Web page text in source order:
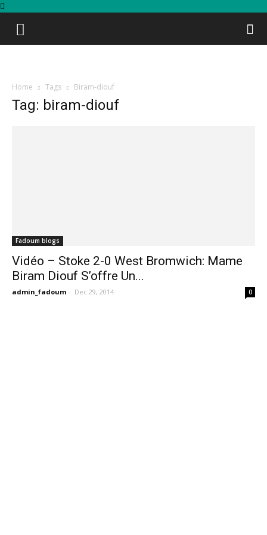
Home Tags Biram-diouf
Tag: biram-diouf
Fadoum blogs
Vidéo – Stoke 2-0 West Bromwich: Mame
Biram Diouf S’offre Un...
admin_fadoum - Dec 29, 2014 0